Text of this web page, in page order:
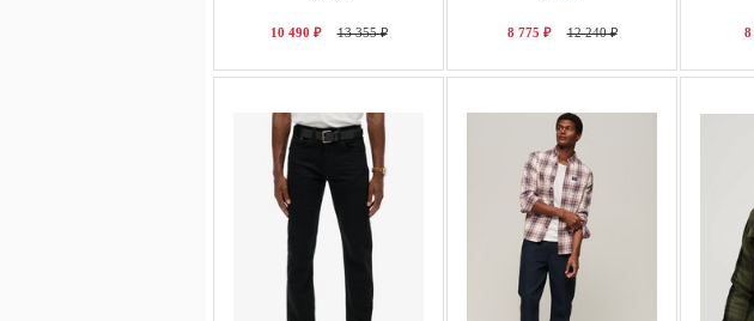
10 490 ₽ 13 355 ₽ 8 775 ₽ 12 240 ₽ 8